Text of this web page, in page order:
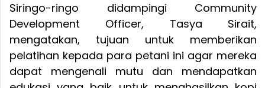
Siringo-ringo didampingi Community
Development Officer, Tasya Sirait,
mengatakan, tujuan untuk memberikan
pelatihan kepada para petani ini agar mereka
dapat mengenali mutu dan mendapatkan